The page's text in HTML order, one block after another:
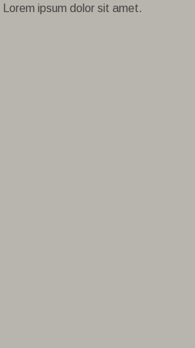
ipsum dolor sit amet.